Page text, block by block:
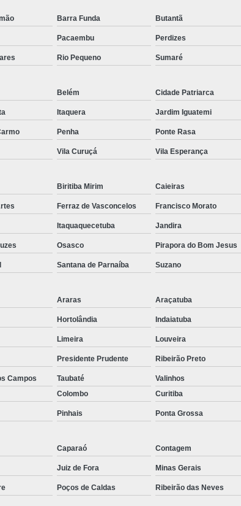
Engrenagem de
Engrenagem de
Engrenagem de Transmissão
Polia e Engrenagem
Fabrica de
Fabricante
Fabricante de
Fabricação de Engrenagem
Fabricante
Fabricante
Fabricante
Fabricante de
Fabricante de
Fabricante
Fabricante
Fabricante de
Fabricante
Barra Funda Butantã
Pacaembu Perdizes
Rio Pequeno Sumaré
Belém Cidade Patriarca
Itaquera Jardim Iguatemi
Penha Ponte Rasa
Vila Curuçá Vila Esperança
Biritiba Mirim Caieiras
Ferraz de Vasconcelos Francisco Morato
Itaquaquecetuba Jandira
Osasco Pirapora do Bom Jesus
Santana de Parnaíba Suzano
Araras Araçatuba
Hortolândia Indaiatuba
Limeira Louveira
Presidente Prudente Ribeirão Preto
Campos Taubaté Valinhos
Colombo Curitiba
Pinhais Ponta Grossa
Caparaó Contagem
Juiz de Fora Minas Gerais
Poços de Caldas Ribeirão das Neves